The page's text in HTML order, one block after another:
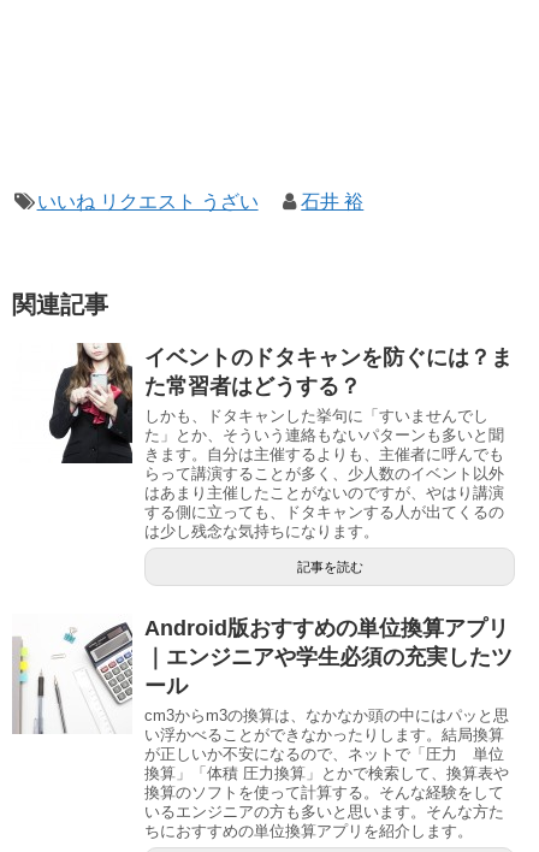
いいね リクエスト うざい 石井 裕
関連記事
イベントのドタキャンを防ぐには？ま
た常習者はどうする？
しかも、ドタキャンした挙句に「すいませんでし
た」とか、そういう連絡もないパターンも多いと聞
きます。自分は主催するよりも、主催者に呼んでも
らって講演することが多く、少人数のイベント以外
はあまり主催したことがないのですが、やはり講演
する側に立っても、ドタキャンする人が出てくるの
は少し残念な気持ちになります。
記事を読む
Android版おすすめの単位換算アプリ
｜エンジニアや学生必須の充実したツ
ール
cm3からm3の換算は、なかなか頭の中にはパッと思
い浮かべることができなかったりします。結局換算
が正しいか不安になるので、ネットで「圧力 単位
換算」「体積 圧力換算」とかで検索して、換算表や
換算のソフトを使って計算する。そんな経験をして
いるエンジニアの方も多いと思います。そんな方た
ちにおすすめの単位換算アプリを紹介します。